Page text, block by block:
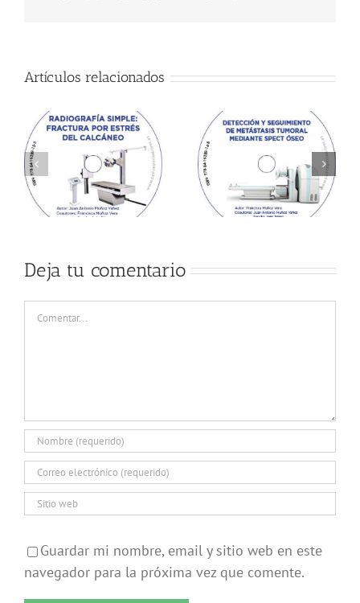
Artículos relacionados
Deja tu comentario
Comentar
Guardar mi nombre, email y sitio web en este
navegador para la próxima vez que comente.